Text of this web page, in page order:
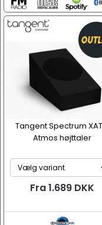
Tangent Spectrum
Atmos højttaler
Fra 1.689 DKK